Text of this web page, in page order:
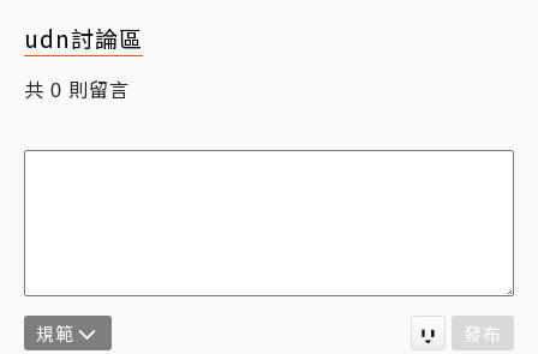
udn討論區
共 0 則留言
規範 發布